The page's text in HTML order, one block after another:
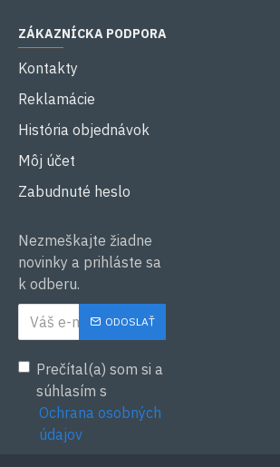
ZÁKAZNÍCKA PODPORA
Kontakty
Reklamácie
História objednávok
Môj účet
Zabudnuté heslo
Nezmeškajte žiadne
novinky a prihláste sa
k odberu.
ODOSLAŤ
Prečítal(a) som si a
súhlasím s
Ochrana osobných
údajov